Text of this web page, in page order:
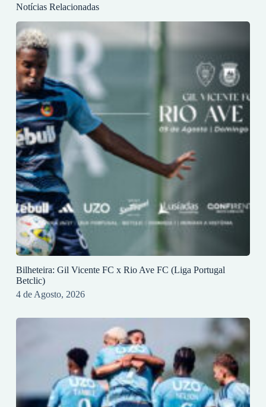
Notícias Relacionadas
Bilheteira: Gil Vicente FC x Rio Ave FC (Liga Portugal
Betclic)
4 de Agosto, 2026